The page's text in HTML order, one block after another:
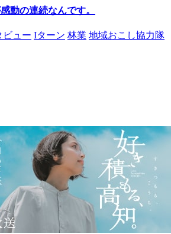
動の連続なんです。
ビュー Iターン 林業 地域おこし協力隊